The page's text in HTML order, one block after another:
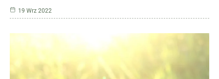
19 Wrz 2022